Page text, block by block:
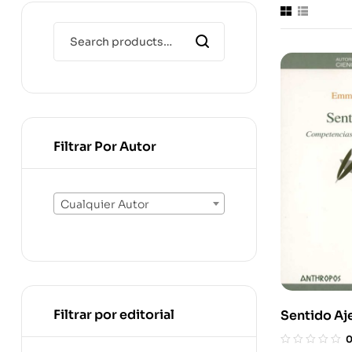
Sentido
0
Filtrar Por Autor
Cualquier Autor
Filtrar por editorial